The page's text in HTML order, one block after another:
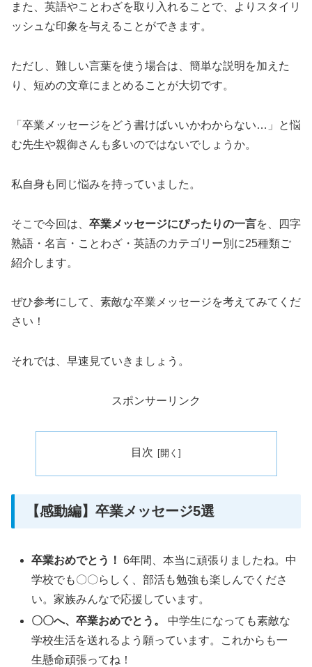
また、英語やことわざを取り入れることで、よりスタイリ
ッシュな印象を与えることができます。
ただし、難しい言葉を使う場合は、簡単な説明を加えた
り、短めの文章にまとめることが大切です。
「卒業メッセージをどう書けばいいかわからない…」と悩
む先生や親御さんも多いのではないでしょうか。
私自身も同じ悩みを持っていました。
そこで今回は、 卒業メッセージにぴったりの一言を、四字
熟語・名言・ことわざ・英語のカテゴリー別に25種類ご
紹介します。
ぜひ参考にして、素敵な卒業メッセージを考えてみてくだ
さい！
それでは、早速見ていきましょう。
スポンサーリンク
目次
【感動編】卒業メッセージ5選
卒業おめでとう！ 6年間、本当に頑張りましたね。中
学校でも〇〇らしく、部活も勉強も楽しんでくださ
い。家族みんなで応援しています。
〇〇へ、卒業おめでとう。
中学生になっても素敵な
学校生活を送れるよう願っています。これからも一
生懸命頑張ってね！